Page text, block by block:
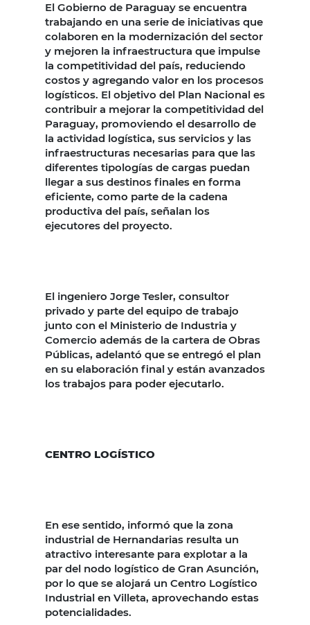
El Gobierno de Paraguay se encuentra
trabajando en una serie de iniciativas que
colaboren en la modernización del sector
y mejoren la infraestructura que impulse
la competitividad del país, reduciendo
costos y agregando valor en los procesos
logísticos. El objetivo del Plan Nacional es
contribuir a mejorar la competitividad del
Paraguay, promoviendo el desarrollo de
la actividad logística, sus servicios y las
infraestructuras necesarias para que las
diferentes tipologías de cargas puedan
llegar a sus destinos finales en forma
eficiente, como parte de la cadena
productiva del país, señalan los
ejecutores del proyecto.
El ingeniero Jorge Tesler, consultor
privado y parte del equipo de trabajo
junto con el Ministerio de Industria y
Comercio además de la cartera de Obras
Públicas, adelantó que se entregó el plan
en su elaboración final y están avanzados
los trabajos para poder ejecutarlo.
CENTRO LOGÍSTICO
En ese sentido, informó que la zona
industrial de Hernandarias resulta un
atractivo interesante para explotar a la
par del nodo logístico de Gran Asunción,
por lo que se alojará un Centro Logístico
Industrial en Villeta, aprovechando estas
potencialidades.